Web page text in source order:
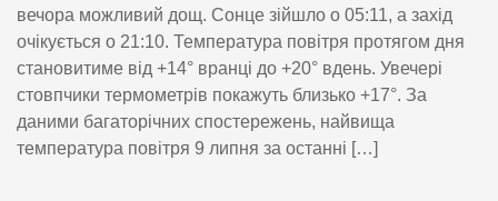
вечора можливий дощ. Сонце зійшло о 05:11, а захід
очікується о 21:10. Температура повітря протягом дня
становитиме від +14° вранці до +20° вдень. Увечері
стовпчики термометрів покажуть близько +17°. За
даними багаторічних спостережень, найвища
температура повітря 9 липня за останні […]